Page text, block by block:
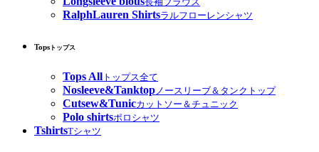
RalphLauren Shirtsラルフローレンシャツ
Tops トップス
Tops All トップス全て
Nosleeve&Tanktop ノースリーブ＆タンクトップ
Cutsew&Tunicカットソー＆チュニック
Polo shirtsポロシャツ
TshirtsTシャツ